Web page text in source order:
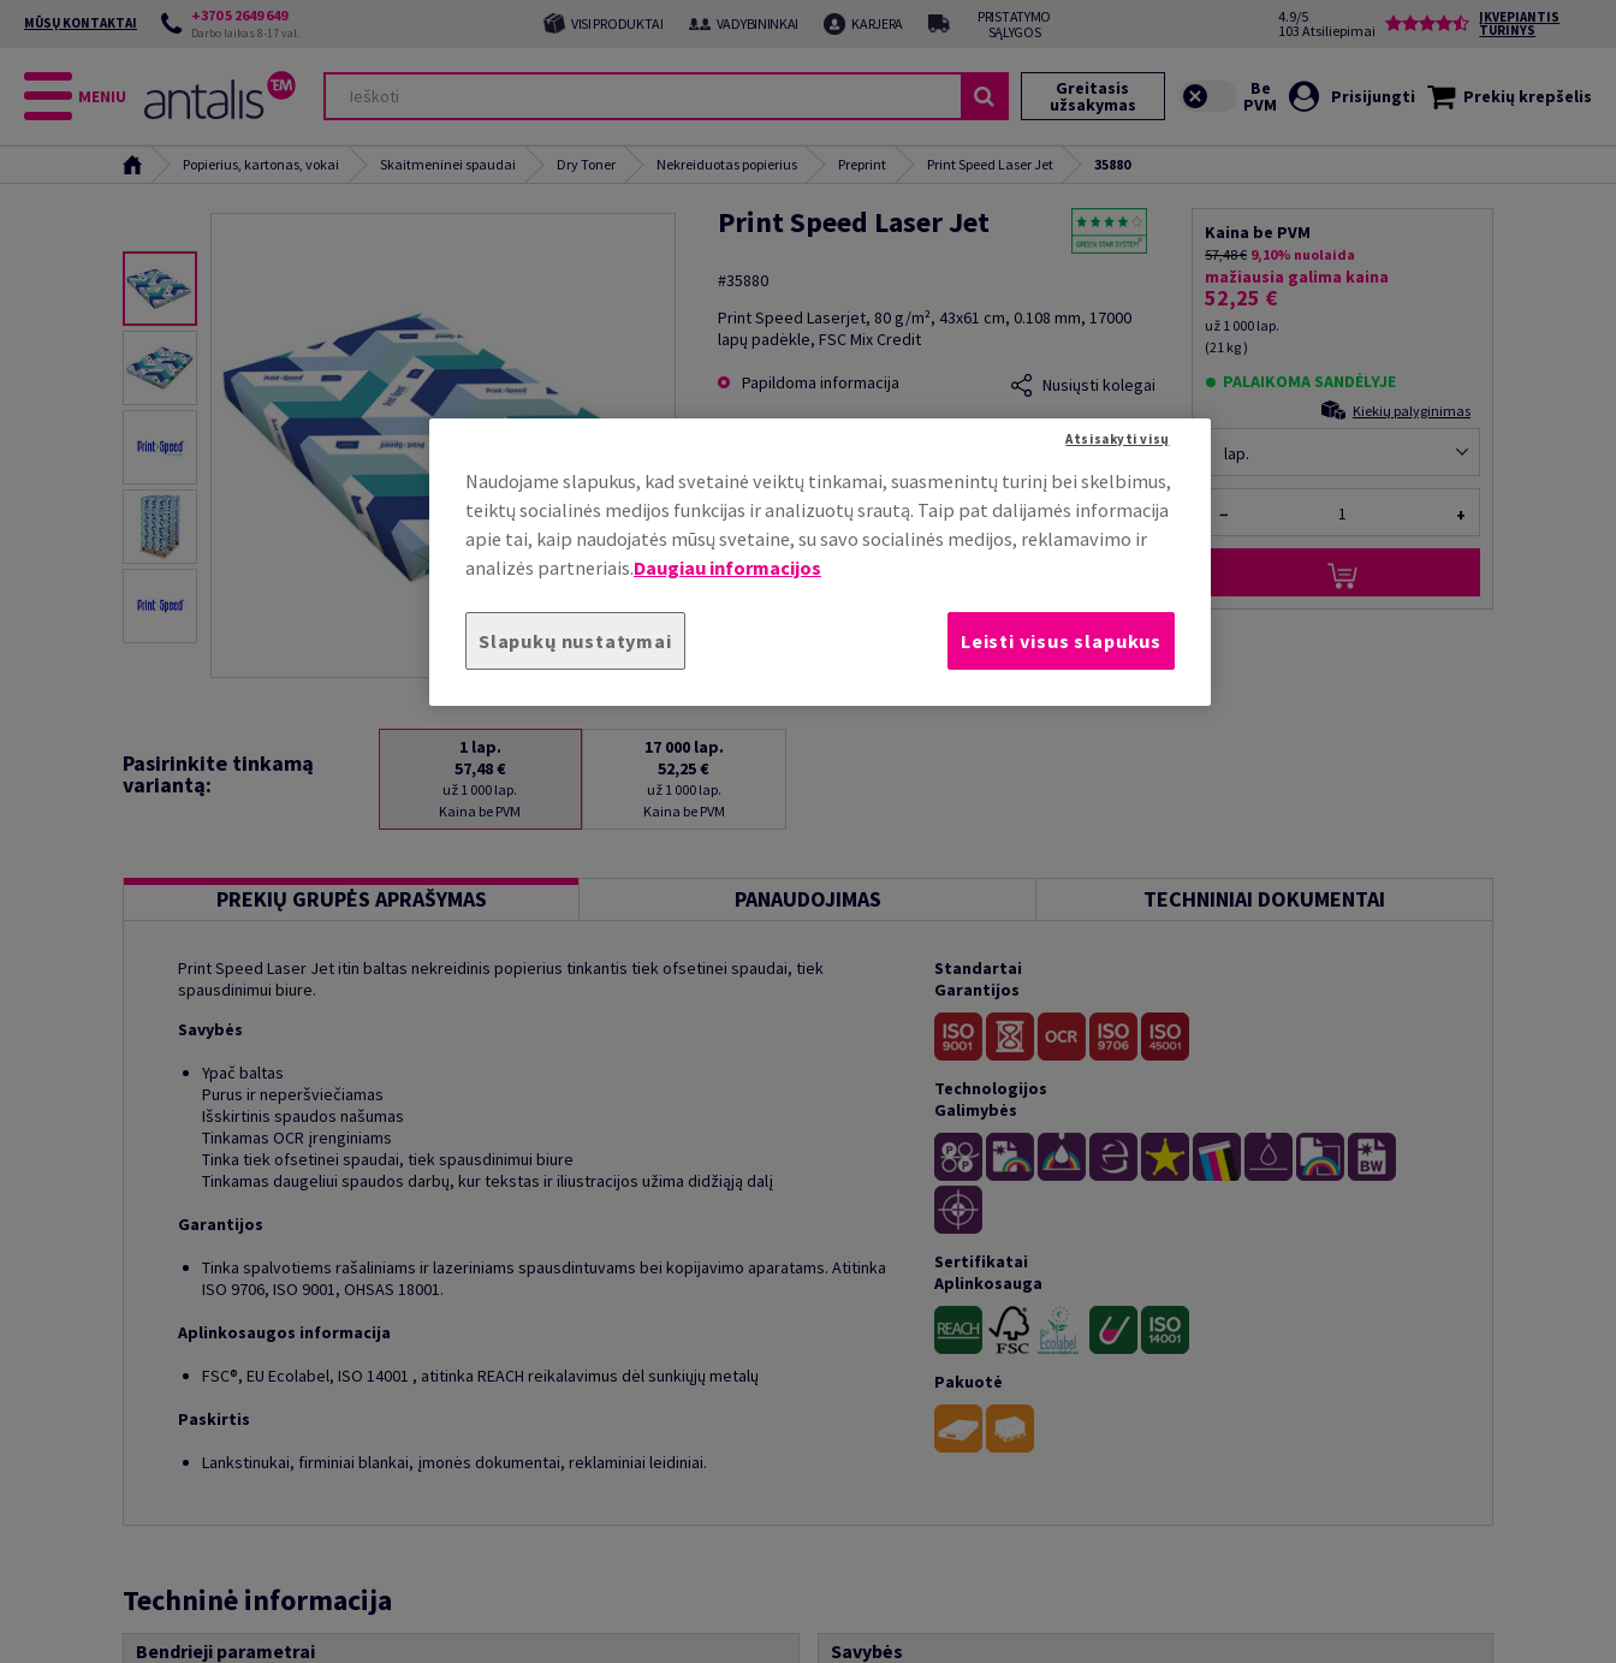
MŪSŲ KONTAKTAI +370 5 2649 649
Darbo laikas 8-17 val. VISI PRODUKTAI VADYBININKAI KARJERA
PRISTATYMO
SĄLYGOS
4.9/5
103 Atsiliepimai
ĮKVEPIANTIS
TURINYS
MENIU Greitasis
užsakymas Prisijungti Prekių krepšelis
Popierius, kartonas, vokai Skaitmeninei spaudai Dry Toner Nekreiduotas popierius Preprint Print Speed Laser Jet 35880
Print Speed Laser Jet
#35880
Print Speed Laserjet, 80 g/m², 43x61 cm, 0.108 mm, 17000
lapų padėkle, FSC Mix Credit
Papildoma informacija
Nusiųsti kolegai
Kaina be PVM
57,48 € 9,10% nuolaida
mažiausia galima kaina
52,25 €
už 1 000 lap.
(21 kg )
PALAIKOMA SANDĖLYJE
Kiekių palyginimas
lap.
− +
Pasirinkite tinkamą
variantą:
1 lap.
57,48 €
už 1 000 lap.
Kaina be PVM
17 000 lap.
52,25 €
už 1 000 lap.
Kaina be PVM
PREKIŲ GRUPĖS APRAŠYMAS PANAUDOJIMAS TECHNINIAI DOKUMENTAI
Print Speed Laser Jet itin baltas nekreidinis popierius tinkantis tiek ofsetinei spaudai, tiek
spausdinimui biure.
Savybės
Ypač baltas
Purus ir neperšviečiamas
Išskirtinis spaudos našumas
Tinkamas OCR įrenginiams
Tinka tiek ofsetinei spaudai, tiek spausdinimui biure
Tinkamas daugeliui spaudos darbų, kur tekstas ir iliustracijos užima didžiąją dalį
Garantijos
Tinka spalvotiems rašaliniams ir lazeriniams spausdintuvams bei kopijavimo aparatams. Atitinka
ISO 9706, ISO 9001, OHSAS 18001.
Aplinkosaugos informacija
FSC®, EU Ecolabel, ISO 14001 , atitinka REACH reikalavimus dėl sunkiųjų metalų
Paskirtis
Lankstinukai, firminiai blankai, įmonės dokumentai, reklaminiai leidiniai.
Standartai
Garantijos
Technologijos
Galimybės
Sertifikatai
Aplinkosauga
Pakuotė
Techninė informacija
Bendrieji parametrai Savybės
Naudojame slapukus, kad svetainė veiktų tinkamai, suasmenintų turinį bei skelbimus,
teiktų socialinės medijos funkcijas ir analizuotų srautą. Taip pat dalijamės informacija
apie tai, kaip naudojatės mūsų svetaine, su savo socialinės medijos, reklamavimo ir
analizės partneriais.Daugiau informacijos
Slapukų nustatymai
Atsisakyti visų
Leisti visus slapukus